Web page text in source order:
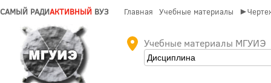
САМЫЙ РАДИАКТИВНЫЙ ВУЗ Главная Учебные материалы
Учебные материалы МГУИЭ